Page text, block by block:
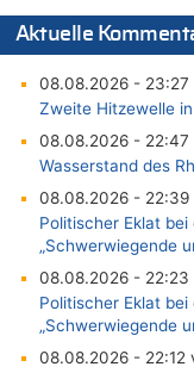
Aktuelle
08.08.2026 - 23:27
Zweite Hitzewelle
08.08.2026 - 22:47
Wasserstand des
08.08.2026 - 22:39
Politischer Eklat
„Schwerwiegende
08.08.2026 - 22:23
Politischer Eklat
„Schwerwiegende
08.08.2026 - 22:12